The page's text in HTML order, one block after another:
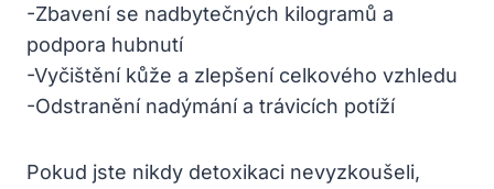
-Zbavení se nadbytečných kilogramů a
podpora hubnutí
-Vyčištění kůže a zlepšení celkového vzhledu
-Odstranění nadýmání a trávicích potíží
Pokud jste nikdy detoxikaci nevyzkoušeli,